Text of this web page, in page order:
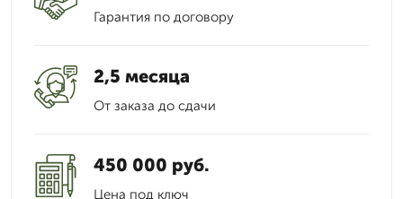
Гарантия по договору
2,5 месяца
От заказа до сдачи
450 000 руб.
Цена под ключ